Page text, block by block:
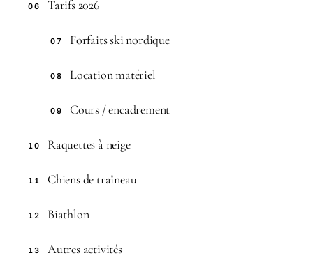
06 Tarifs 2026
07 Forfaits ski nordique
08 Location matériel
09 Cours / encadrement
10 Raquettes à neige
11 Chiens de traîneau
12 Biathlon
13 Autres activités